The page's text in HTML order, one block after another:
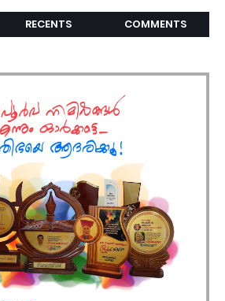
RECENTS COMMENTS